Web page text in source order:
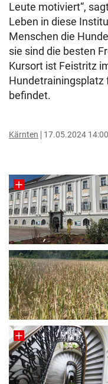
Leute motiviert“,
Leben in diese
Menschen die
sie sind die besten
Kursort ist Feistritz
Hundetrainingsplatz
befindet.
Kärnten 17.05.2024 14:00